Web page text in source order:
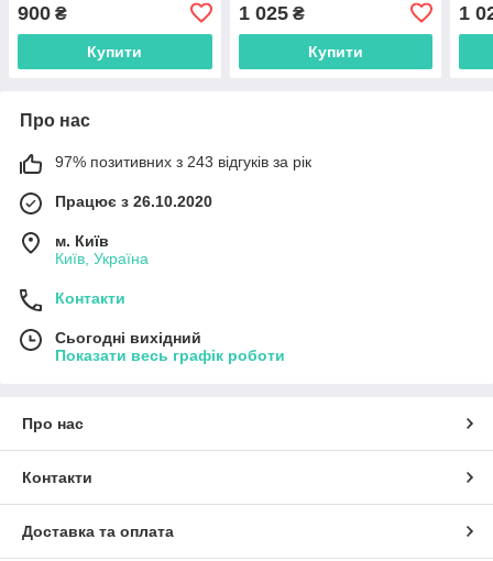
900 ₴
Купити
1 025₴
Купити
1
Про нас
97% позитивних з 243 відгуків за рік
Працює з 26.10.2020
м. Київ
Київ, Україна
Контакти
Сьогодні вихідний
Показати весь графік роботи
Про нас
Контакти
Доставка та оплата